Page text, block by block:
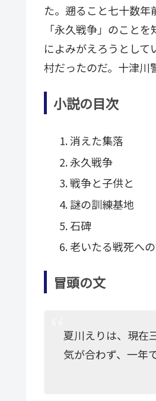
た。遡ること七十数
「永久戦争」のこと
によみがえろうとし
村だったのだ。十津川
小説の目次
消えた集落
永久戦争
戦争と子供と
謎の訓練基地
石碑
老いたる戦死へ
冒頭の文
夏川えりは、現在
気が合わず、一年